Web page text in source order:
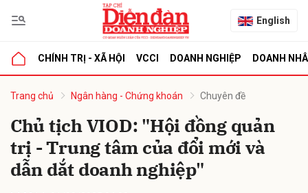
English
CHÍNH TRỊ - XÃ HỘI VCCI DOANH NGHIỆP DOANH
Trang chủ Ngân hàng - Chứng khoán Chuyên đề
Chủ tịch VIOD: "Hội đồng quản
trị - Trung tâm của đổi mới và
dẫn dắt doanh nghiệp"
luận